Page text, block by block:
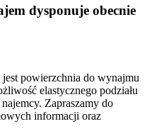
dysponuje obecnie
powierzchnia do wynajmu
elastycznego podziału
Zapraszamy do
informacji oraz